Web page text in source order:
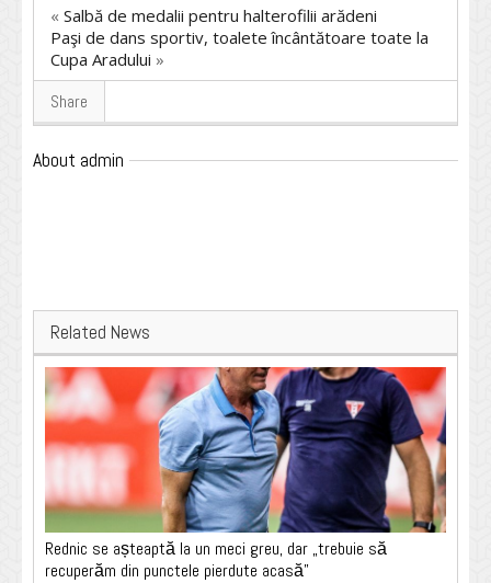
« Salbă de medalii pentru halterofilii arădeni
Paşi de dans sportiv, toalete încântătoare toate la
Cupa Aradului »
Share
About admin
Related News
Rednic se așteaptă la un meci greu, dar „trebuie să
recuperăm din punctele pierdute acasă”